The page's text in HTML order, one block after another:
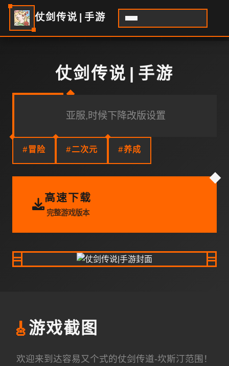
仗剑传说|手游
仗剑传说|手游
亚服,时候下降改版设置
#冒险 #二次元 #养成
高速下载
完整游戏版本
🎸游戏截图
欢迎来到达容易又个式的仗剑传道-坎斯汀范围！